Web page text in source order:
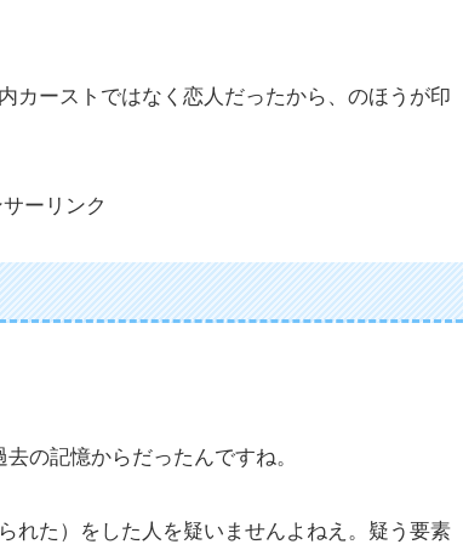
カーストではなく恋人だったから、のほうが印
ーリンク
の記憶からだったんですね。
れた）をした人を疑いませんよねえ。疑う要素